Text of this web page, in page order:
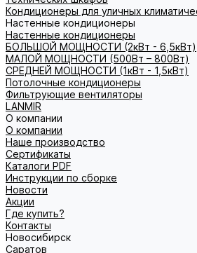
Кондиционеры для уличных
Настенные кондиционеры
Настенные кондиционеры
БОЛЬШОЙ МОЩНОСТИ (2кВт - 6,5кВт)
МАЛОЙ МОЩНОСТИ (500Вт – 800Вт)
СРЕДНЕЙ МОЩНОСТИ (1кВт - 1,5кВт)
Потолочные кондиционеры
Фильтрующие вентиляторы
LANMIR
О компании
О компании
Наше производство
Сертификаты
Каталоги PDF
Инструкции по сборке
Новости
Акции
Где купить?
Контакты
Новосибирск
Саратов